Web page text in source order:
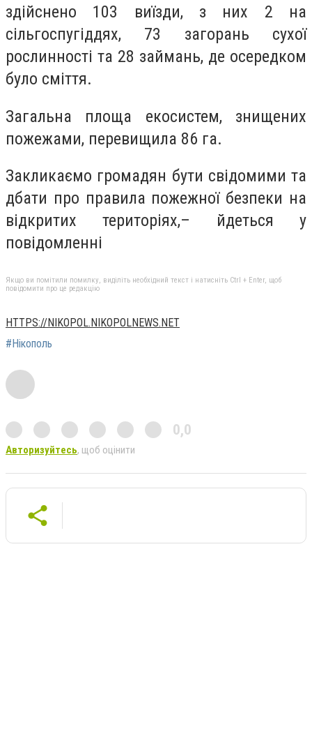
здійснено 103 виїзди, з них 2 на
сільгоспугіддях, 73 загорань сухої
рослинності та 28 займань, де осередком
було сміття.
Загальна площа екосистем, знищених
пожежами, перевищила 86 га.
Закликаємо громадян бути свідомими та
дбати про правила пожежної безпеки на
відкритих територіях,– йдеться у
повідомленні
Якщо ви помітили помилку, виділіть необхідний текст і натисніть Ctrl + Enter, щоб
повідомити про це редакцію
HTTPS://NIKOPOL.NIKOPOLNEWS.NET
#Нікополь
0,0
Авторизуйтесь, щоб оцінити